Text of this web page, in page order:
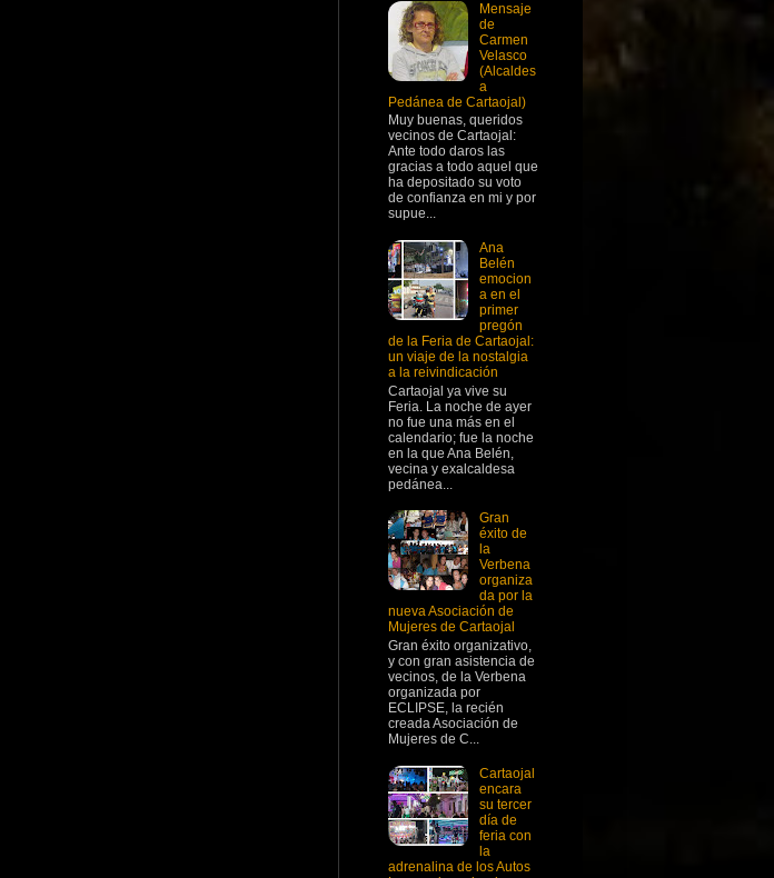
Mensaje
de
Carmen
Velasco
(Alcaldes
a
Pedánea de Cartaojal)
Muy buenas, queridos
vecinos de Cartaojal:
Ante todo daros las
gracias a todo aquel que
ha depositado su voto
de confianza en mi y por
supue...
Ana
Belén
emocion
a en el
primer
pregón
de la Feria de Cartaojal:
un viaje de la nostalgia
a la reivindicación
Cartaojal ya vive su
Feria. La noche de ayer
no fue una más en el
calendario; fue la noche
en la que Ana Belén,
vecina y exalcaldesa
pedánea...
Gran
éxito de
la
Verbena
organiza
da por la
nueva Asociación de
Mujeres de Cartaojal
Gran éxito organizativo,
y con gran asistencia de
vecinos, de la Verbena
organizada por
ECLIPSE, la recién
creada Asociación de
Mujeres de C...
Cartaojal
encara
su tercer
día de
feria con
la
adrenalina de los Autos